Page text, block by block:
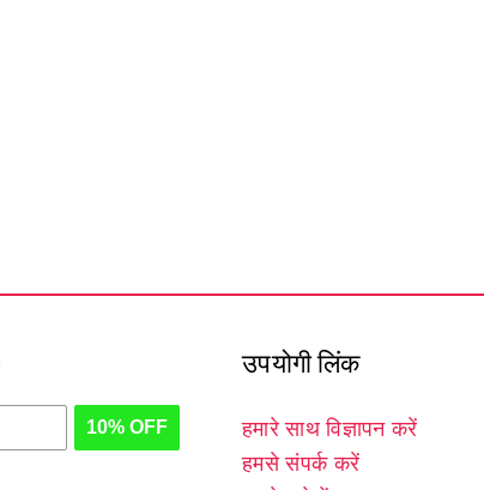
10% OFF
उपयोगी लिंक
हमारे साथ विज्ञापन करें
हमसे संपर्क करें